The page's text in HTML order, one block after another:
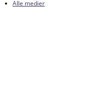
Alle medier